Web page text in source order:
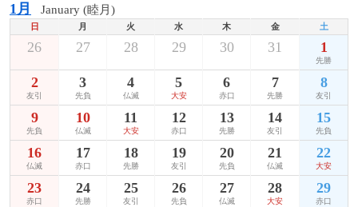
1月 January (睦月)
日 月 火 水 木 金 土
26 27 28 29 30 31 1
先勝
2
友引
3
先負
4
仏滅
5
大安
6
赤口
7
先勝
8
友引
9
先負
10
仏滅
11
大安
12
赤口
13
先勝
14
友引
15
先負
16
仏滅
17
赤口
18
先勝
19
友引
20
先負
21
仏滅
22
大安
23
赤口
24
先勝
25
友引
26
先負
27
仏滅
28
大安
29
赤口